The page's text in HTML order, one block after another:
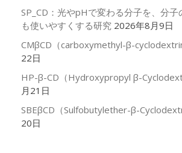
SP_CD：光やpHで変わる分子を、分子
も使いやすくする研究 2026年8月9日
CMβCD（carboxymethyl-β-cyclodextrin
22日
HP-β-CD（Hydroxypropyl β-
月21日
SBEβCD（Sulfobutylether-β-
20日